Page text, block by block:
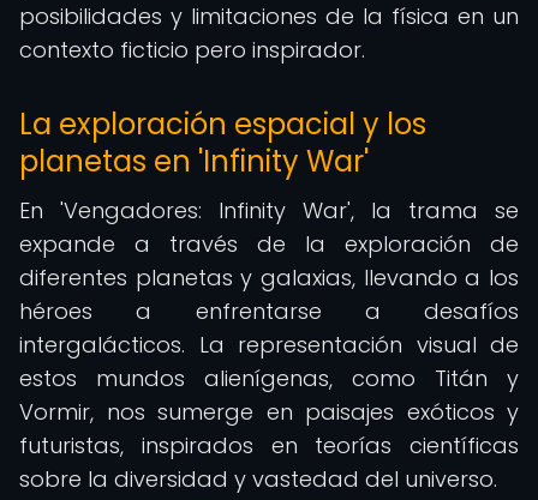
posibilidades y limitaciones de la física en un
contexto ficticio pero inspirador.
La exploración espacial y los
planetas en 'Infinity War'
En 'Vengadores: Infinity War', la trama se
expande a través de la exploración de
diferentes planetas y galaxias, llevando a los
héroes a enfrentarse a desafíos
intergalácticos. La representación visual de
estos mundos alienígenas, como Titán y
Vormir, nos sumerge en paisajes exóticos y
futuristas, inspirados en teorías científicas
sobre la diversidad y vastedad del universo.